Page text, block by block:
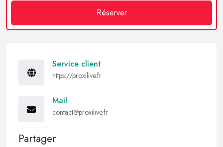
Réserver
Service client
https://proxilive.fr
Mail
contact@proxilive.fr
Partager